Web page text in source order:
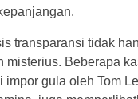
transparansi tidak
misterius. Beberapa
impor gula oleh Tom